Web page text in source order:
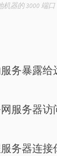
机器的 3000 端口
务暴露给
服务器访
务器连接